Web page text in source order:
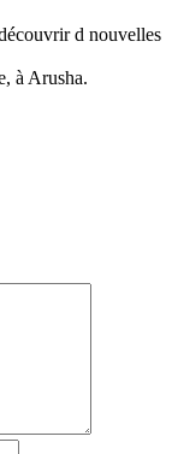
d nouvelles
à Arusha.